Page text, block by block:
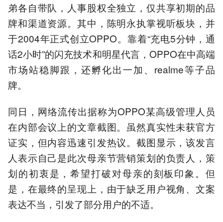
弟各自带队，人事股权全独立，仅共享初期的品
牌和渠道资源。其中，陈明永执掌视听板块，并
于2004年正式创立OPPO。靠着“充电5分钟，通
话2小时”的闪充技术和明星代言，OPPO在中高端
市场站稳脚跟，还孵化出一加、realme等子品
牌。
同日，网络流传出据称为OPPO某高级管理人员
在内部会议上的文章截图。虽然真实性未获官方
证实，但内容迅速引发热议。截图显示，该发言
人表示自己是此次母亲节营销策划的负责人，策
划的初衷是，希望打破对母亲的刻板印象。但
是，在最终的呈现上，由于缺乏用户视角、文案
表达不当，引发了部分用户的不适。